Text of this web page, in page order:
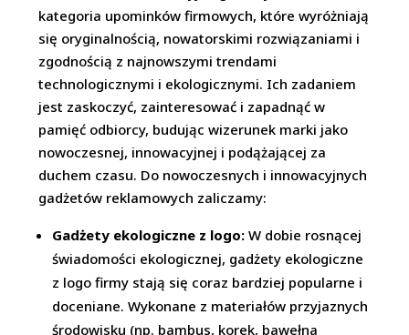
kategoria upominków firmowych, które wyróżniają
się oryginalnością, nowatorskimi rozwiązaniami i
zgodnością z najnowszymi trendami
technologicznymi i ekologicznymi. Ich zadaniem
jest zaskoczyć, zainteresować i zapadnąć w
pamięć odbiorcy, budując wizerunek marki jako
nowoczesnej, innowacyjnej i podążającej za
duchem czasu. Do nowoczesnych i innowacyjnych
gadżetów reklamowych zaliczamy:
Gadżety ekologiczne z logo: W dobie rosnącej
świadomości ekologicznej, gadżety ekologiczne
z logo firmy stają się coraz bardziej popularne i
doceniane. Wykonane z materiałów przyjaznych
środowisku (np. bambus, korek, bawełna